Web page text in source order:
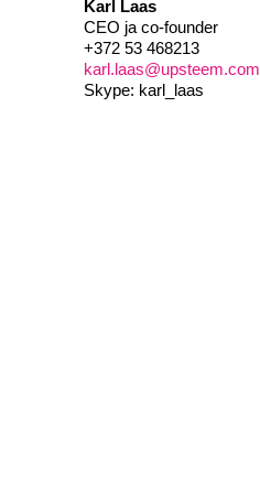
Karl Laas
CEO ja co-founder
+372 53 468213
karl.laas@upsteem.com
Skype: karl_laas